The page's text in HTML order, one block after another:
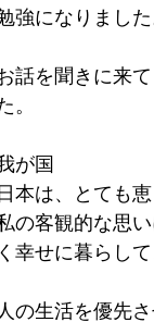
強になりました
話を聞きに来
。
が国
日本は、とても
の客観的な思
く幸せに暮らし
人の生活を優先